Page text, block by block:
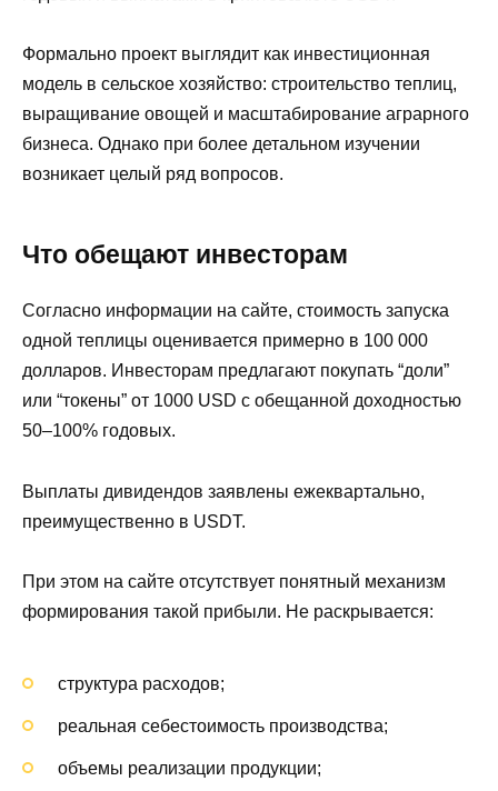
Формально проект выглядит как инвестиционная
модель в сельское хозяйство: строительство теплиц,
выращивание овощей и масштабирование аграрного
бизнеса. Однако при более детальном изучении
возникает целый ряд вопросов.
Что обещают инвесторам
Согласно информации на сайте, стоимость запуска
одной теплицы оценивается примерно в 100 000
долларов. Инвесторам предлагают покупать “доли”
или “токены” от 1000 USD с обещанной доходностью
50–100% годовых.
Выплаты дивидендов заявлены ежеквартально,
преимущественно в USDT.
При этом на сайте отсутствует понятный механизм
формирования такой прибыли. Не раскрывается:
структура расходов;
реальная себестоимость производства;
объемы реализации продукции;